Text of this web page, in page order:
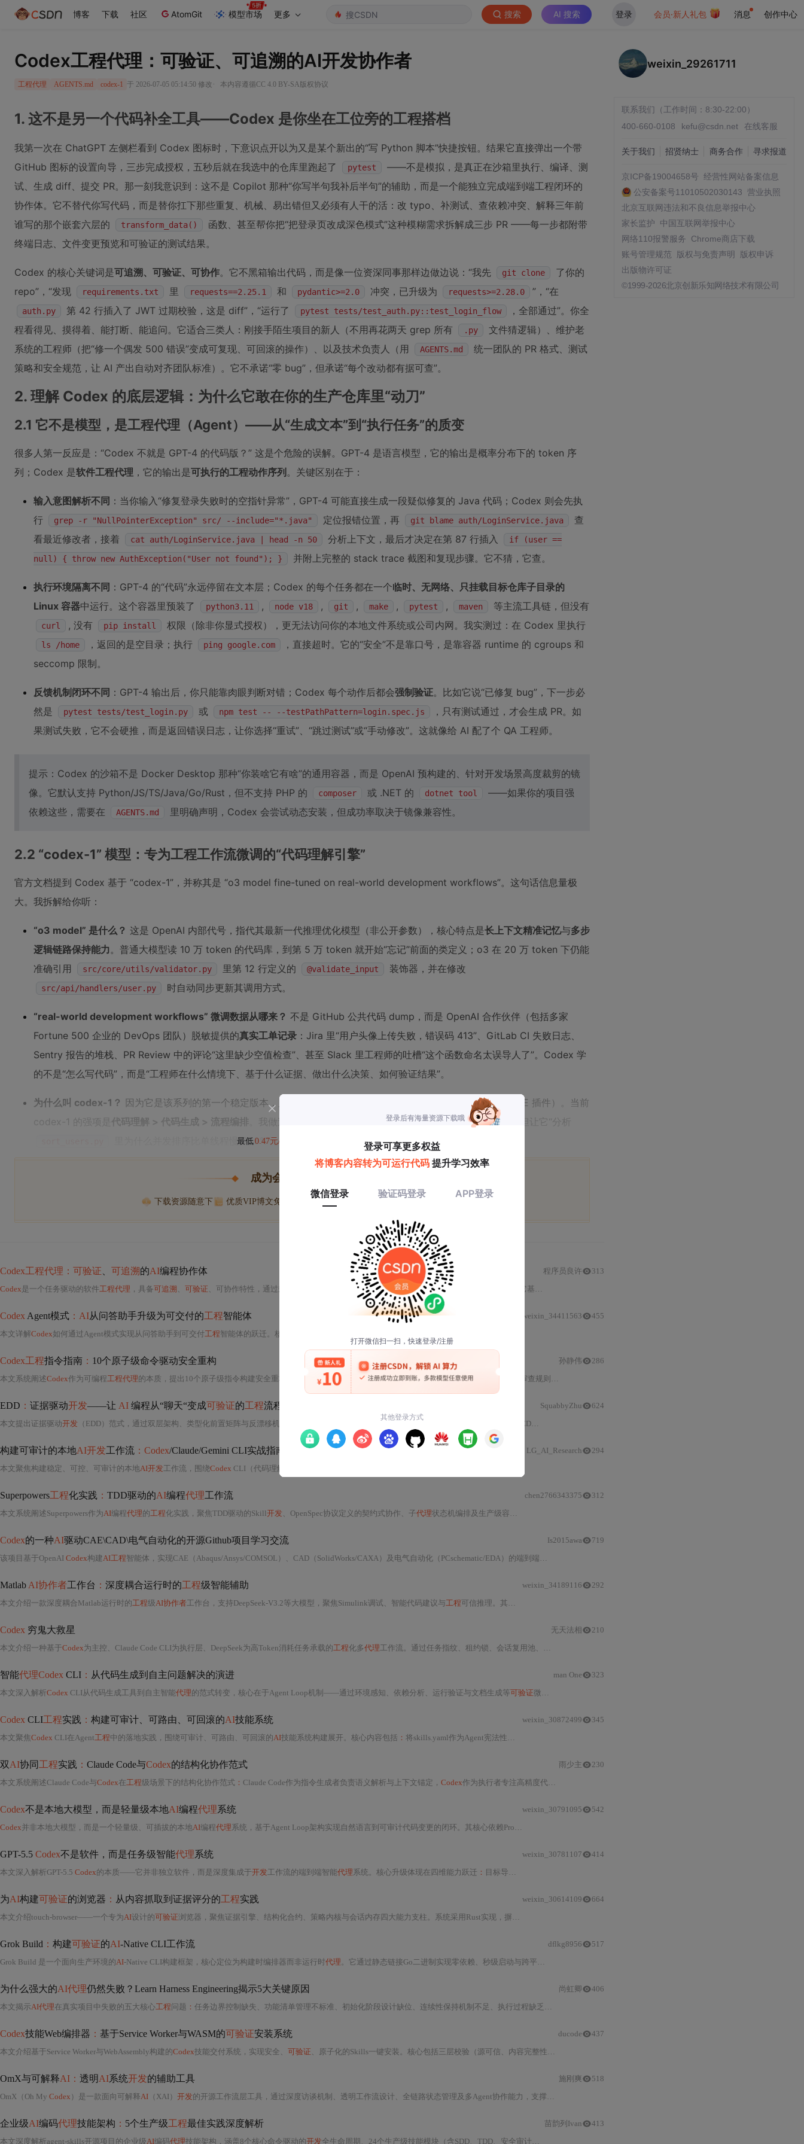
博客 下载 社区 AtomGit 模型市场 更多 搜索 AI 搜索 登录 会员·新人礼包 消息 创作中心
Codex工程代理：可验证、可追溯的AI开发协作者
工程代理 AGENTS.md codex-1 于 2026-07-05 05:14:50 修改 · 本内容遵循CC 4.0 BY-SA版权协议
1. 这不是另一个代码补全工具——Codex 是你坐在工位旁的工程搭档
我第一次在 ChatGPT 左侧栏看到 Codex 图标时，下意识点开以为又是某个新出的“写 Python 脚本”快捷按钮。结果它直接弹出一个带
GitHub 图标的设置向导，三步完成授权，五秒后就在我选中的仓库里跑起了
pytest
——不是模拟，是真正在沙箱里执行、编译、测
试、生成 diff、提交 PR。那一刻我意识到：这不是 Copilot 那种“你写半句我补后半句”的辅助，而是一个能独立完成端到端工程闭环的
协作体。它不替代你写代码，而是替你扛下那些重复、机械、易出错但又必须有人干的活：改 typo、补测试、查依赖冲突、解释三年前
谁写的那个嵌套六层的
transform_data()
函数、甚至帮你把“把登录页改成深色模式”这种模糊需求拆解成三步 PR ——每一步都附带
终端日志、文件变更预览和可验证的测试结果。
Codex 的核心关键词是可追溯、可验证、可协作。它不黑箱输出代码，而是像一位资深同事那样边做边说：“我先 git clone
了你的
repo”，“发现
requirements.txt 里 requests==2.25.1 和 pydantic>=2.0 冲突，已升级为 requests>=2.28.0 ”，“在
auth.py 第 42 行插入了 JWT 过期校验，这是 diff”，“运行了 pytest tests/test_auth.py::test_login_flow
，全部通过”。你全
程看得见、摸得着、能打断、能追问。它适合三类人：刚接手陌生项目的新人（不用再花两天 grep 所有
.py
文件猜逻辑）、维护老
系统的工程师（把“修一个偶发 500 错误”变成可复现、可回滚的操作）、以及技术负责人（用
AGENTS.md
统一团队的 PR 格式、测试
策略和安全规范，让 AI 产出自动对齐团队标准）。它不承诺“零 bug”，但承诺“每个改动都有据可查”。
2. 理解 Codex 的底层逻辑：为什么它敢在你的生产仓库里“动刀”
2.1 它不是模型，是工程代理（Agent）——从“生成文本”到“执行任务”的质变
很多人第一反应是：“Codex 不就是 GPT-4 的代码版？” 这是个危险的误解。GPT-4 是语言模型，它的输出是概率分布下的 token 序
列；Codex 是软件工程代理 ，它的输出是可执行的工程动作序列 。关键区别在于：
输入意图解析不同 ：当你输入“修复登录失败时的空指针异常”，GPT-4 可能直接生成一段疑似修复的 Java 代码；Codex 则会先执
行
grep -r "NullPointerException" src/ --include="*.java" 定位报错位置，再 git blame auth/LoginService.java
查
看最近修改者，接着
cat auth/LoginService.java | head -n 50 分析上下文，最后才决定在第 87 行插入
if (user ==
null) { throw new AuthException("User not found"); }
并附上完整的 stack trace 截图和复现步骤。它不猜，它查。
执行环境隔离不同 ：GPT-4 的“代码”永远停留在文本层；Codex 的每个任务都在一个临时、无网络、只挂载目标仓库子目录的
Linux 容器中运行。这个容器里预装了 python3.11 , node v18 , git , make , pytest , maven 等主流工具链，但没有
curl , 没有 pip install 权限（除非你显式授权），更无法访问你的本地文件系统或公司内网。我实测过：在 Codex 里执行
ls /home ，返回的是空目录；执行 ping google.com
，直接超时。它的“安全”不是靠口号，是靠容器 runtime 的 cgroups 和
seccomp 限制。
反馈机制闭环不同 ：GPT-4 输出后，你只能靠肉眼判断对错；Codex 每个动作后都会强制验证。比如它说“已修复 bug”，下一步必
然是
pytest tests/test_login.py 或 npm test -- --testPathPattern=login.spec.js
，只有测试通过，才会生成 PR。如
果测试失败，它不会硬推，而是返回错误日志，让你选择“重试”、“跳过测试”或“手动修改”。这就像给 AI 配了个 QA 工程师。
提示：Codex 的沙箱不是 Docker Desktop 那种“你装啥它有啥”的通用容器，而是 OpenAI 预构建的、针对开发场景高度裁剪的镜
像。它默认支持 Python/JS/TS/Java/Go/Rust，但不支持 PHP 的
composer 或 .NET 的 dotnet tool
——如果你的项目强
依赖这些，需要在
AGENTS.md 里明确声明，Codex 会尝试动态安装，但成功率取决于镜像兼容性。
2.2 “codex-1” 模型：专为工程工作流微调的“代码理解引擎”
官方文档提到 Codex 基于 “codex-1”，并称其是 “o3 model fine-tuned on real-world development workflows”。这句话信息量极
大。我拆解给你听：
“o3 model” 是什么？ 这是 OpenAI 内部代号，指代其最新一代推理优化模型（非公开参数），核心特点是长上下文精准记忆与多步
逻辑链路保持能力。普通大模型读 10 万 token 的代码库，到第 5 万 token 就开始“忘记”前面的类定义；o3 在 20 万 token 下仍能
准确引用
src/core/utils/validator.py 里第 12 行定义的 @validate_input 装饰器，并在修改
src/api/handlers/user.py 时自动同步更新其调用方式。
“real-world development workflows” 微调数据从哪来？ 不是 GitHub 公共代码 dump，而是 OpenAI 合作伙伴（包括多家
Fortune 500 企业的 DevOps 团队）脱敏提供的真实工单记录 ：Jira 里“用户头像上传失败，错误码 413”、GitLab CI 失败日志、
Sentry 报告的堆栈、PR Review 中的评论“这里缺少空值检查”、甚至 Slack 里工程师的吐槽“这个函数命名太误导人了”。Codex 学
的不是“怎么写代码”，而是“工程师在什么情境下、基于什么证据、做出什么决策、如何验证结果”。
为什么叫 codex-1？ 因为它是该系列的第一个稳定版本，后续会有 codex-2（强化安全审计）、codex-3（集成 IDE 插件）。当前
codex-1 的强项是 代码理解 > 代码生成 > 流程编排 。我做过对比测试：让它“写一个快速排序”，它不如 Claude 3；但让它“分析
里为什么并发排序比单线程慢 300%”，它能精准定位到 threading.Lock()
最低0.47元/天
成为会员后, 你将解锁
下载资源随意下 优质VIP博文免费学 优质文库回答免费看
Codex工程代理：可验证 可追溯的AI编程协作体
Codex是一个任务驱动的软件工程代理 ，具备可追溯 、 可验证 、可协作特性，通过规划器、沙箱执行器、验证器和归因器四大模块实现端到端 闭环。它基于专用代码训练模型，依赖AGENTS.md配置文件执行标准化任务，并支持GitHub仓库级沙箱隔离执行、PR自动生成与CI集成。其核心能力包括Bug复现修复、结构解析、风格一致性保障及团队级自动化守门员部署。
程序员良许 313
Codex Agent模式 ：AI从问答助手升级为可交付的工程智能体
本文详解Codex如何通过Agent模式实现从问答助手到可交付工程智能体的跃迁。核心包括三层执行引擎（意图解析、沙箱化执行、
weixin_34411563 455
Codex工程指令指南 ： 10个原子级命令驱动安全重构
本文系统阐述Codex作为可编程工程代理的本质，提出10个原子级指令构建安全重构工作流。核心包括 ： 结构化差异解析与影响链路推演、可执行的代码审查规则引擎、子任务正交并行的Subagent机制、战略级Plan沙盘推演、MCP能力契约集成外部工具、Hooks
孙静伟 286
EDD ： 证据驱动开发——让 AI 编程从“聊天“变成可验证的工程流程
本文提出证据驱动开发 （EDD）范式，通过双层架构、类型化前置矩阵与反漂移机制，将 编程从黑盒对话转变为 可验证 、可审计、可复现的 流程。EDD不约束LLM如何执行，而是强制其在阶段跃迁前产出并验证中间工件，实现声明与执行分离、跨模型交叉验证及SOP机器化门控，覆盖六大失效模式，支持快速叠加部署。
SquabbyZhu 624
构建可审计的本地AI开发工作流 ：Codex/Claude/Gemini CLI实战指南
本文聚焦构建稳定、可控、可审计的本地AI开发工作流，围绕Codex CLI（代码理解）、Claude Code CLI（交互式重构）和Gemini CLI（企业级调度）三款命令行工具展开。详解其本质差异、国内网络环境下的安装配置要点（含
LG_AI_Research 294
Superpowers工程化实践 ： TDD驱动的AI编程代理工作流
本文系统阐述Superpowers作为AI编程代理的工程化实践，聚焦TDD驱动的Skill开发、OpenSpec协议定义的契约式协作、子代理状态机编排及生产级容错设计。核心包括
chen2766343375 312
Codex的一种AI驱动CAE\CAD\电气自动化的开源Github项目学习交流
该项目基于OpenAI Codex构建AI工程智能体，实现CAE（Abaqus/Ansys/COMSOL）、CAD（SolidWorks/CAXA）及电气自动化（PCschematic/EDA）的端到端流程自动化。核心能力包括本地求解器调用、脚本生成、
Is2015awa 719
Matlab AI协作者工作台 ： 深度耦合运行时的工程级智能辅助
本文介绍一款深度耦合Matlab运行时的工程级AI协作者工作台，支持DeepSeek-V3.2等大模型，聚焦Simulink调试、智能代码建议与工程可信推理。其核心包括三层解耦架构、三重可信校验机制、模型语义翻译层及模板引擎定制能力，覆盖信号处理、控制系统、HIL实时约束等Matlab典型
weixin_34189116 292
Codex 穷鬼大救星
本文介绍一种基于Codex为主控、Claude Code CLI为执行层、DeepSeek为高Token消耗任务承载的工程化多代理工作流。通过任务指纹、租约锁、会话复用池、链路约束与审计产物等机制，实现
无天法相 210
智能代理Codex CLI ： 从代码生成到自主问题解决的演进
本文深入解析Codex CLI从代码生成工具到自主智能代理的范式转变，核心在于Agent Loop机制——通过环境感知、依赖分析、运行验证与文档生成等可验证微步骤循环，实现错误即时捕获、执行过程透明及渐进式完善。重点涵盖上下文管理策略、多Agent协同、安全防护、延迟优化与成本控制等关键技术，突出其在遗留迁移、微服务联调等复杂
man One 323
Codex CLI工程实践 ： 构建可审计、可路由、可回滚的AI技能系统
本文聚焦Codex CLI在Agent工程中的落地实践，围绕可审计、可路由、可回滚的AI技能系统构建展开。核心内容包括 ： 将skills.yaml作为Agent宪法性文档进行结构化设计；定义superpower skill的强制四要素（前置条件、执行逻辑、后置验证、回滚逻辑）及五步
weixin_30872499 345
双AI协同 工程实践 ： Claude Code与Codex的结构化协作范式
本文系统阐述Claude Code与Codex在工程级场景下的结构化协作范式 ： Claude Code作为指令生成者负责语义解析与上下文锚定， Codex作为执行者专注高精度代码补全；强调插件本质是标准化HTTP路由器，需精准配置服务端点；指出上下文锚定精度是核心瓶颈，并提出四维锚点（位置/语法/结构/语义）增强方案；剖析生产环境中Token双重消耗、中文编码污染、API版本断裂、Tokenizer不匹配及多光标覆盖五大隐形陷阱；最后验证该范式可跨VS Code、IDEA及Chrome浏览器实现零侵入集成。
雨少主 230
Codex不是本地大模型，而是轻量级本地AI编程代理系统
Codex并非本地大模型，而是一个轻量级、可插拔的本地AI编程代理系统，基于Agent Loop架构实现自然语言到可审计代码变更的闭环。其核心依赖Prompt Engineering、Tool Registry和结构化上下文管理，通过意图解析、工具调度、动态Prompt重构、LLM调用校验、代码注入与PR自动化七步执行链完成任务。系统不依赖本地大模型推理，而是调度已有CLI工具链，强调
weixin_30791095 542
GPT-5.5 Codex不是软件，而是任务级智能代理系统
本文深入解析GPT-5.5 Codex的本质——它并非独立软件，而是深度集成于开发工作流的端到端智能代理系统。核心升级体现在四维能力跃迁 ： 目标导向的意图理解、闭环自治的工具调用韧性、分层持久的上下文管理、根因驱动的错误自愈。文章揭示其架构强制依赖OpenAI托管环境，不支持离线安装或第三方
weixin_30781107 414
为AI构建可验证的浏览器 ： 从内容抓取到证据评分的工程实践
本文介绍touch-browser——一个专为AI设计的可验证浏览器，聚焦证据引擎、结构化合约、策略内核与会话内存四大能力支柱。系统采用Rust实现，摒弃大型ML模型，通过TF-IDF、多语言词表映射、极性状态机等算法实现可解释的内容验证与矛盾检测，并支持MCP协议集成到
weixin_30614109 664
Grok Build ： 构建可验证的AI-Native CLI工作流
Grok Build 是一个面向生产环境的AI-Native CLI构建框架，核心定位为构建时编排器而非运行时代理。它通过静态链接Go二进制实现零依赖、秒级启动与跨平台可移植性；基于能力契约（Capability Contract）和声明式工作流图谱（DAG YAML）实现模型能力的
dflkg8956 517
为什么强大的AI代理仍然失败？Learn Harness Engineering揭示5大关键原因
本文揭示AI代理在真实项目中失败的五大核心工程问题 ： 任务边界控制缺失、功能清单管理不标准、初始化阶段设计缺位、连续性保持机制不足、执行过程缺乏可观测性。这些问题并非源于模型能力不足，而是Harness Engineering（
尚虹卿 406
Codex技能Web编排器 ： 基于Service Worker与WASM的可验证安装系统
本文介绍基于Service Worker与WebAssembly构建的Codex技能交付系统，实现安全、 可验证 、原子化的Skills一键安装。核心包括三层校验（源可信、内容完整性、运行时兼容性）、Service Worker动态注册与更新机制、WASM沙箱执行调度，以及Vite+React+TS前端架构选型依据。系统通过IndexedDB持久化状态，支持依赖解析、流式校验、性能优化与企业级私有市场部署。
ducode 437
OmX与可解释AI： 透明AI系统开发的辅助工具
OmX（Oh My Codex ）是一款面向可解释AI （XAI） 开发的开源工作流层工具，通过深度访谈机制、透明工作流设计、全链路状态管理及多Agent协作能力，支撑机器学习建模、自动化测试与智能决策等场景下的透明化
施刚爽 518
企业级AI编码代理技能架构 ： 5个生产级工程最佳实践深度解析
本文深度解析agent-skills开源项目的企业级AI编码代理技能架构，涵盖8个核心命令驱动的开发全生命周期、24个生产级技能模块（含SDD、TDD、安全审计、代码简化、部署自动化）、上下文感知的技能激活与编排机制、CI/CD与可观测性集成方案，以及增量实现、错误恢复和自定义扩展等
苗韵列Ivan 413
weixin_29261711
联系我们（工作时间：8:30-22:00）
400-660-0108
kefu@csdn.net 在线客服
关于我们 招贤纳士 商务合作 寻求报道
京ICP备19004658号 经营性网站备案信息
公安备案号11010502030143 营业执照
北京互联网违法和不良信息举报中心
家长监护
中国互联网举报中心
网络110报警服务
Chrome商店下载
账号管理规范
版权与免责声明
版权申诉
出版物许可证
©1999-2026北京创新乐知网络技术有限公司